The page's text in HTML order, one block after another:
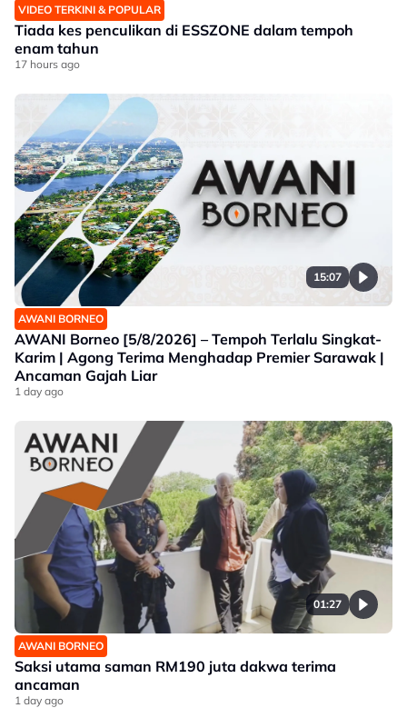
VIDEO TERKINI & POPULAR
Tiada kes penculikan di ESSZONE dalam tempoh
enam tahun
17 hours ago
15:07
AWANI BORNEO
AWANI Borneo [5/8/2026] – Tempoh Terlalu Singkat-
Karim | Agong Terima Menghadap Premier Sarawak |
Ancaman Gajah Liar
1 day ago
01:27
AWANI BORNEO
Saksi utama saman RM190 juta dakwa terima
ancaman
1 day ago